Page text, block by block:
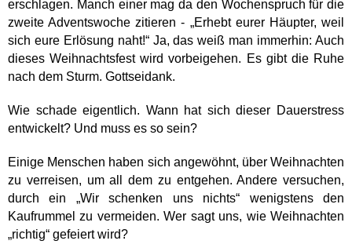
erschlagen. Manch einer mag da den Wochenspruch für die
zweite Adventswoche zitieren - „Erhebt eurer Häupter, weil
sich eure Erlösung naht!“ Ja, das weiß man immerhin: Auch
dieses Weihnachtsfest wird vorbeigehen. Es gibt die Ruhe
nach dem Sturm. Gottseidank.
Wie schade eigentlich. Wann hat sich dieser Dauerstress
entwickelt? Und muss es so sein?
Einige Menschen haben sich angewöhnt, über Weihnachten
zu verreisen, um all dem zu entgehen. Andere versuchen,
durch ein „Wir schenken uns nichts“ wenigstens den
Kaufrummel zu vermeiden. Wer sagt uns, wie Weihnachten
„richtig“ gefeiert wird?